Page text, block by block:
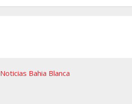
Noticias Bahia Blanca